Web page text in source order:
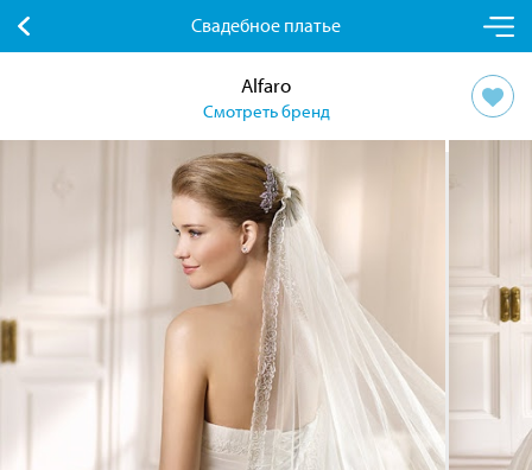
Свадебное платье
Alfaro
Смотреть бренд